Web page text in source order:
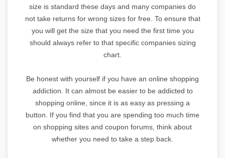
size is standard these days and many companies do
not take returns for wrong sizes for free. To ensure that
you will get the size that you need the first time you
should always refer to that specific companies sizing
chart.
Be honest with yourself if you have an online shopping
addiction. It can almost be easier to be addicted to
shopping online, since it is as easy as pressing a
button. If you find that you are spending too much time
on shopping sites and coupon forums, think about
whether you need to take a step back.